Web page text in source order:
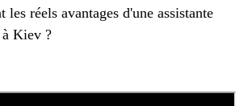
les réels avantages d'une assistante
à Kiev ?